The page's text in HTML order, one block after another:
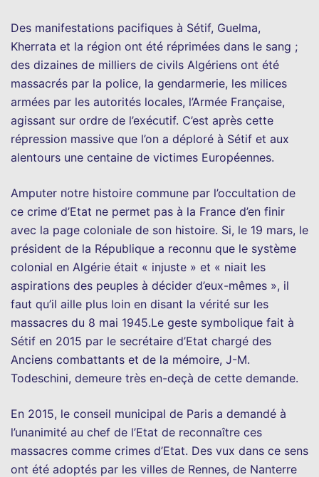
Des manifestations pacifiques à Sétif, Guelma,
Kherrata et la région ont été réprimées dans le sang ;
des dizaines de milliers de civils Algériens ont été
massacrés par la police, la gendarmerie, les milices
armées par les autorités locales, l’Armée Française,
agissant sur ordre de l’exécutif. C’est après cette
répression massive que l’on a déploré à Sétif et aux
alentours une centaine de victimes Européennes.
Amputer notre histoire commune par l’occultation de
ce crime d’Etat ne permet pas à la France d’en finir
avec la page coloniale de son histoire. Si, le 19 mars, le
président de la République a reconnu que le système
colonial en Algérie était « injuste » et « niait les
aspirations des peuples à décider d’eux-mêmes », il
faut qu’il aille plus loin en disant la vérité sur les
massacres du 8 mai 1945.Le geste symbolique fait à
Sétif en 2015 par le secrétaire d’Etat chargé des
Anciens combattants et de la mémoire, J-M.
Todeschini, demeure très en-deçà de cette demande.
En 2015, le conseil municipal de Paris a demandé à
l’unanimité au chef de l’Etat de reconnaître ces
massacres comme crimes d’Etat. Des vux dans ce sens
ont été adoptés par les villes de Rennes, de Nanterre